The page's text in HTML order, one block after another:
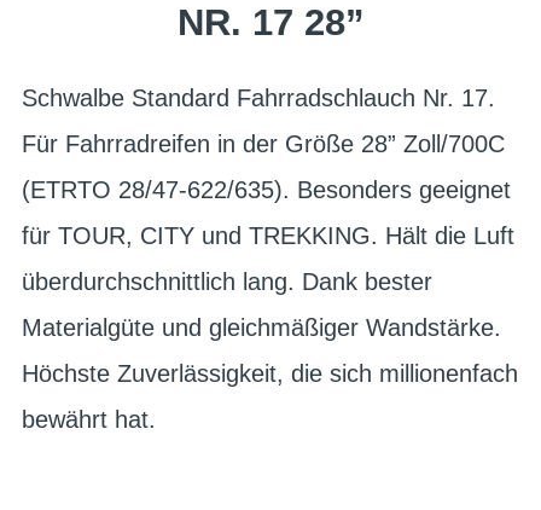
NR. 17 28”
Schwalbe Standard Fahrradschlauch Nr. 17.
Für Fahrradreifen in der Größe 28” Zoll/700C
(ETRTO 28/47-622/635). Besonders geeignet
für TOUR, CITY und TREKKING. Hält die Luft
überdurchschnittlich lang. Dank bester
Materialgüte und gleichmäßiger Wandstärke.
Höchste Zuverlässigkeit, die sich millionenfach
bewährt hat.